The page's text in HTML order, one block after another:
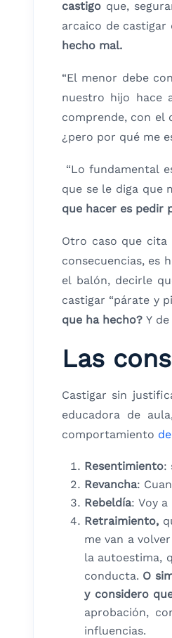
castigo que,
arcaico de
hecho mal.
“El menor debe
nuestro hijo hace
comprende, con el
¿pero por qué me
“Lo fundamental
que se le diga que
que hacer es pedir
Otro caso que cita
consecuencias, es
el balón, decirle
castigar “párate y
que ha hecho? Y
Las
Castigar sin
educadora de
comportamiento
Resentimiento:
Revancha:
Rebeldía: Voy
Retraimiento,
me van a
la autoestima,
conducta. O
y considero
aprobación,
influencias.